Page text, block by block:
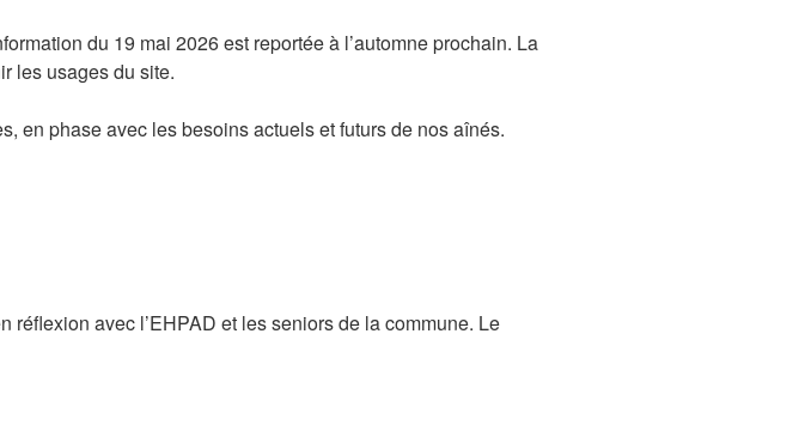
du 19 mai 2026 est reportée à l’automne prochain. La
les usages du site.
en phase avec les besoins actuels et futurs de nos aînés.
avec l’EHPAD et les seniors de la commune. Le